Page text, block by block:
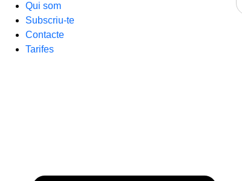
Qui som
Subscriu-te
Contacte
Tarifes